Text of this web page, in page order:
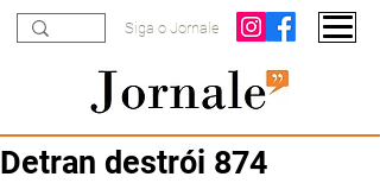
Siga o Jornale
Detran destrói 874